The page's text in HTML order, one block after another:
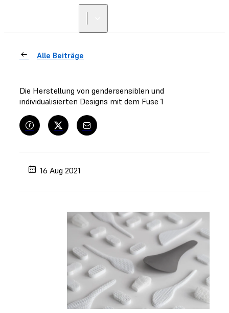
Alle Beiträge
Die Herstellung von gendersensiblen und
individualisierten Designs mit dem Fuse 1
16 Aug 2021